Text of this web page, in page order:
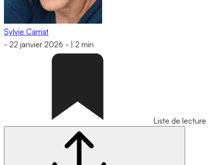
Sylvie Carriat
- 22 janvier 2026 - 2 min
Liste de lecture